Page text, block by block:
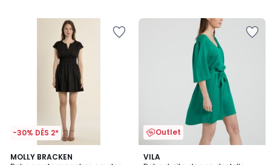
-30% DÈS 2*
MOLLY BRACKEN
4
Outlet
VILA
5